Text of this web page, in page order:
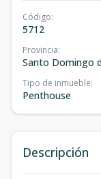
Código:
5712
Provincia:
Santo Domingo
Tipo de inmueble:
Penthouse
Descripción